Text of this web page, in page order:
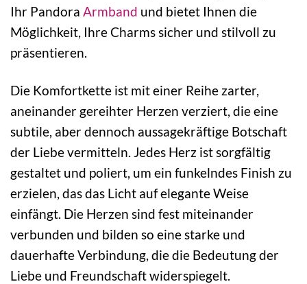
Ihr Pandora Armband und bietet Ihnen die
Möglichkeit, Ihre Charms sicher und stilvoll zu
präsentieren.
Die Komfortkette ist mit einer Reihe zarter,
aneinander gereihter Herzen verziert, die eine
subtile, aber dennoch aussagekräftige Botschaft
der Liebe vermitteln. Jedes Herz ist sorgfältig
gestaltet und poliert, um ein funkelndes Finish zu
erzielen, das das Licht auf elegante Weise
einfängt. Die Herzen sind fest miteinander
verbunden und bilden so eine starke und
dauerhafte Verbindung, die die Bedeutung der
Liebe und Freundschaft widerspiegelt.